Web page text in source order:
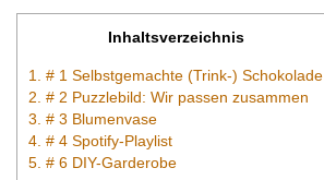
Inhaltsverzeichnis
1. # 1 Selbstgemachte (Trink-) Schokolade
2. # 2 Puzzlebild: Wir passen zusammen
3. # 3 Blumenvase
4. # 4 Spotify-Playlist
5. # 6 DIY-Garderobe